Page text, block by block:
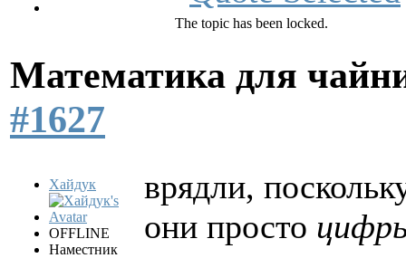
The topic has been locked.
Математика для
#1627
Хайдук
OFFLINE
Наместник
врядли,
они просто